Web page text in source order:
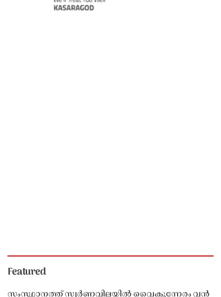
Featured
സംസ്ഥാനത്ത് സ്വർണവിലയിൽ വൈകുന്നേരം വൻ